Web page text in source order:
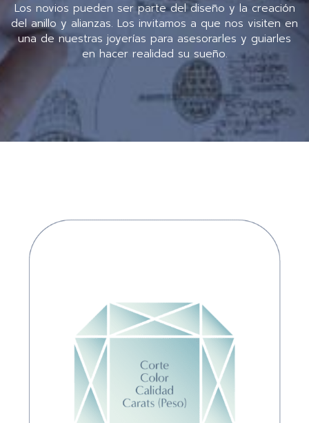
Los novios pueden ser parte del diseño y la creación
del anillo y alianzas. Los invitamos a que nos visiten en
una de nuestras joyerías para asesorarles y guiarles
en hacer realidad su sueño.